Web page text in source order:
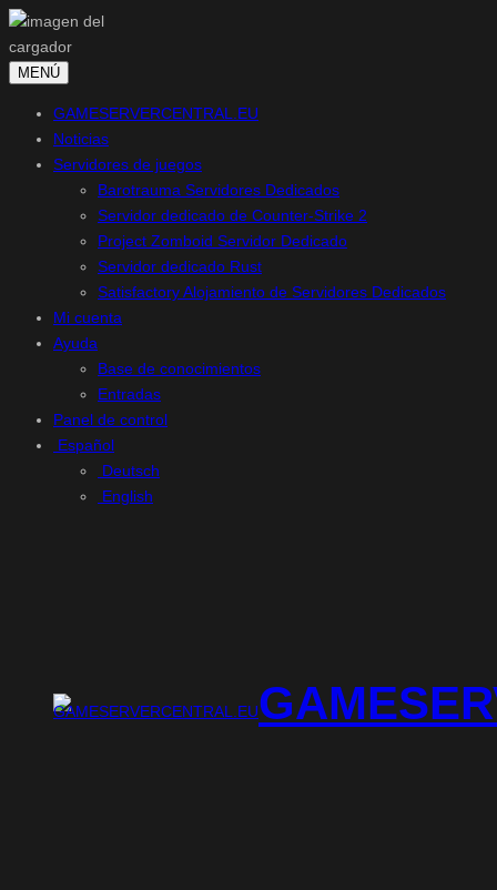
MENÚ
GAMESERVERCENTRAL.EU
Noticias
Servidores de juegos
Barotrauma Servidores Dedicados
Servidor dedicado de Counter-Strike 2
Project Zomboid Servidor Dedicado
Servidor dedicado Rust
Satisfactory Alojamiento de Servidores Dedicados
Mi cuenta
Ayuda
Base de conocimientos
Entradas
Panel de control
Español
Deutsch
English